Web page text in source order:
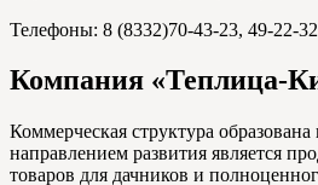
Телефоны: 8 (8332)70-43-23, 49-22-
Компания «Теплица-
Коммерческая структура
направлением развития является
товаров для дачников и